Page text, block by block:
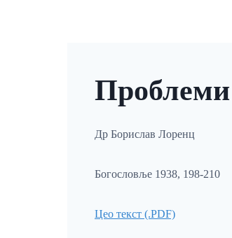
Др Борислав Лоренц
Богословље 1938, 198-210
Цео текст (.PDF)